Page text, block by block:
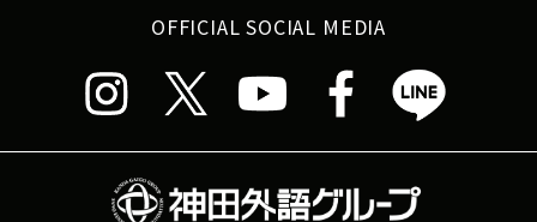
OFFICIAL SOCIAL MEDIA